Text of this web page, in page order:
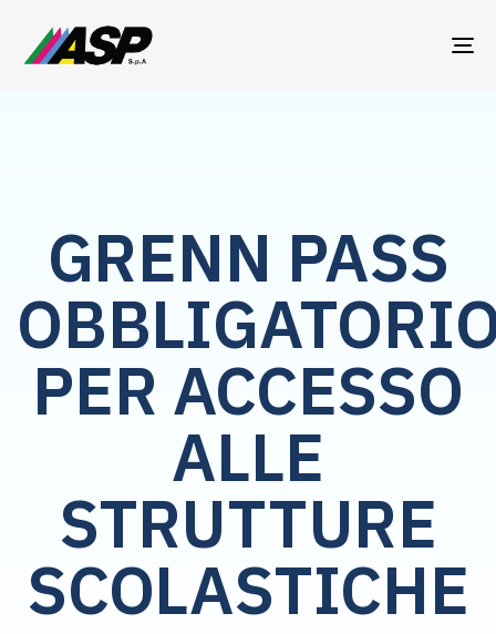
GRENN PASS
PER ACCESSO
ALLE
STRUTTURE
SCOLASTICHE